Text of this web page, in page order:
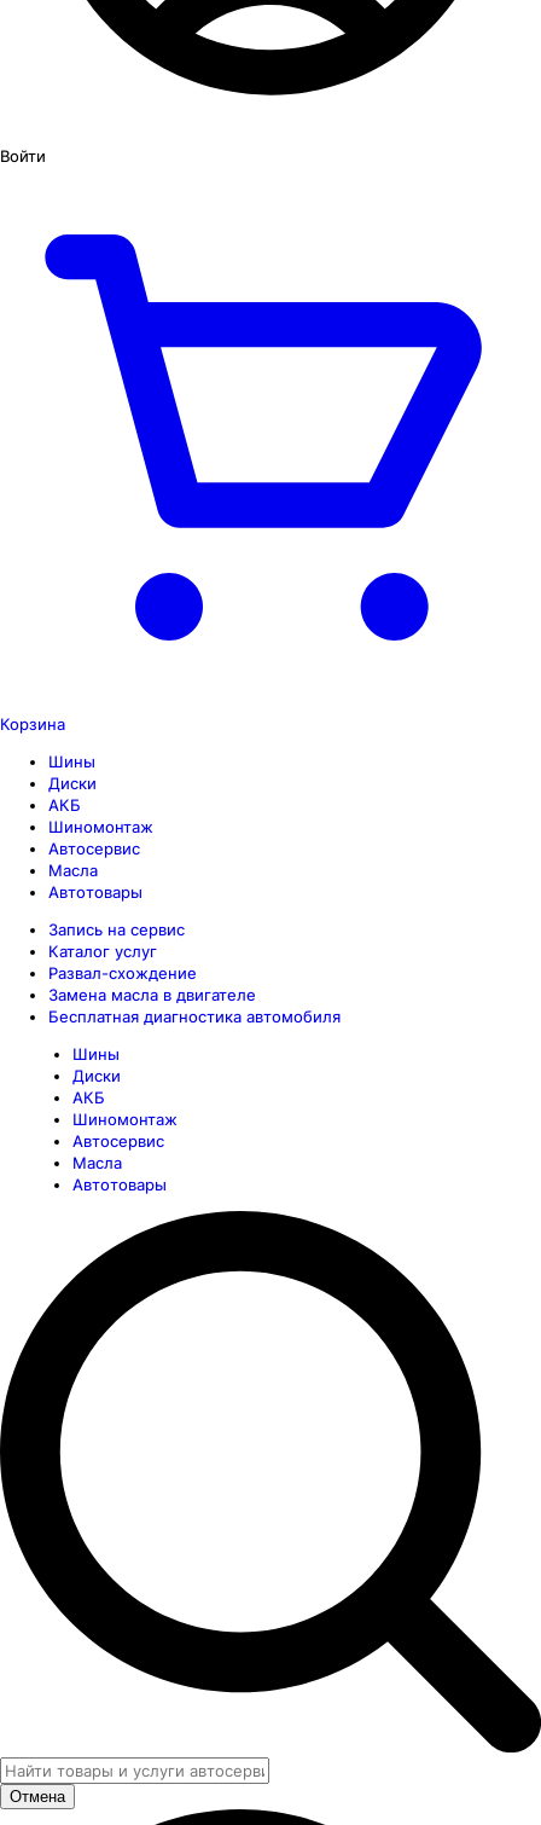
Войти
Корзина
Шины
Диски
АКБ
Шиномонтаж
Автосервис
Масла
Автотовары
Запись на сервис
Каталог услуг
Развал-схождение
Замена масла в двигателе
Бесплатная диагностика автомобиля
Шины
Диски
АКБ
Шиномонтаж
Автосервис
Масла
Автотовары
Отмена